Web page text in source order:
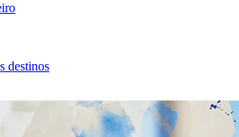
destinos